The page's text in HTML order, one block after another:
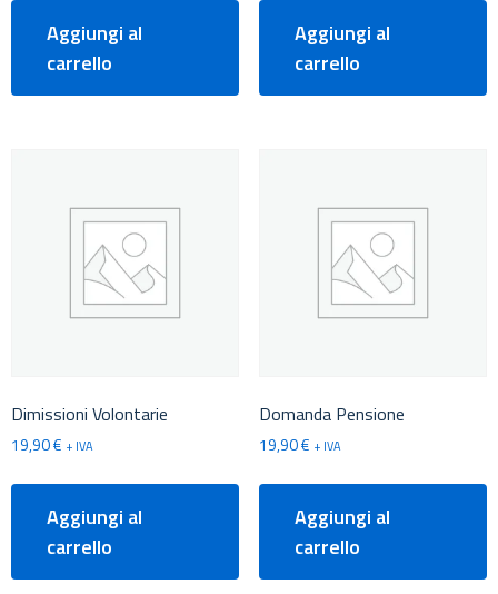
Aggiungi al
carrello
Aggiungi al
carrello
Dimissioni Volontarie
19,90€ + IVA
Aggiungi al
carrello
Domanda Pensione
19,90€ + IVA
Aggiungi al
carrello